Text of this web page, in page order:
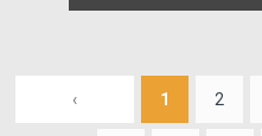
‹ 1 2